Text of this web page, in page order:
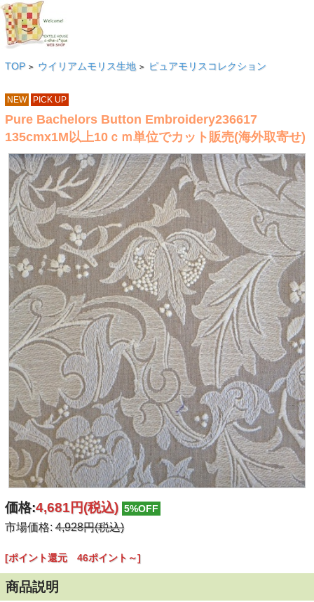
TOP > ウイリアムモリス生地 > ピュアモリスコレクション
NEW PICK UP
Pure Bachelors Button Embroidery236617
135cmx1M以上10ｃｍ単位でカット販売(海外取寄せ)
価格:4,681円(税込) 5%OFF
市場価格:4,928円(税込)
[ポイント還元 46ポイント～]
商品説明